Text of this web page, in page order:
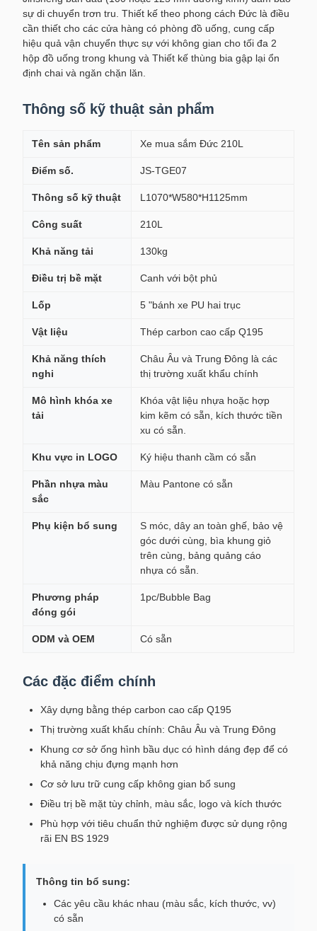
sự di chuyển trơn tru. Thiết kế theo phong cách Đức là điều
cần thiết cho các cửa hàng có phòng đồ uống, cung cấp
hiệu quả vận chuyển thực sự với không gian cho tối đa 2
hộp đồ uống trong khung và Thiết kế thùng bia gập lại ổn
định chai và ngăn chặn lăn.
Thông số kỹ thuật sản phẩm
Tên sản phẩm Xe mua sắm Đức 210L
Điểm số. JS-TGE07
Thông số kỹ thuật L1070*W580*H1125mm
Công suất 210L
Khả năng tải 130kg
Điều trị bề mặt Canh với bột phủ
Lốp 5 "bánh xe PU hai trục
Vật liệu Thép carbon cao cấp Q195
Khả năng thích
nghi
Châu Âu và Trung Đông là các
thị trường xuất khẩu chính
Mô hình khóa xe
tải
Khóa vật liệu nhựa hoặc hợp
kim kẽm có sẵn, kích thước tiền
xu có sẵn.
Khu vực in LOGO Ký hiệu thanh cầm có sẵn
Phần nhựa màu
sắc
Màu Pantone có sẵn
Phụ kiện bổ sung
S móc, dây an toàn ghế, bảo vệ
góc dưới cùng, bìa khung giỏ
trên cùng, bảng quảng cáo
nhựa có sẵn.
Phương pháp
đóng gói
1pc/Bubble Bag
ODM và OEM Có sẵn
Các đặc điểm chính
Xây dựng bằng thép carbon cao cấp Q195
Thị trường xuất khẩu chính: Châu Âu và Trung Đông
Khung cơ sở ống hình bầu dục có hình dáng đẹp để có
khả năng chịu đựng mạnh hơn
Cơ sở lưu trữ cung cấp không gian bổ sung
Điều trị bề mặt tùy chỉnh, màu sắc, logo và kích thước
Phù hợp với tiêu chuẩn thử nghiệm được sử dụng rộng
rãi EN BS 1929
Thông tin bổ sung:
Các yêu cầu khác nhau (màu sắc, kích thước, vv)
có sẵn